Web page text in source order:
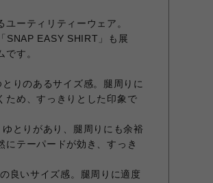
ーティリティーウェア。
SNAP EASY SHIRT」も展
す。
りのあるサイズ感。腿周りに
ため、すっきりとした印象で
とりがあり、腿周りにも余裕
にテーパードが効き、すっき
良いサイズ感。腿周りに適度